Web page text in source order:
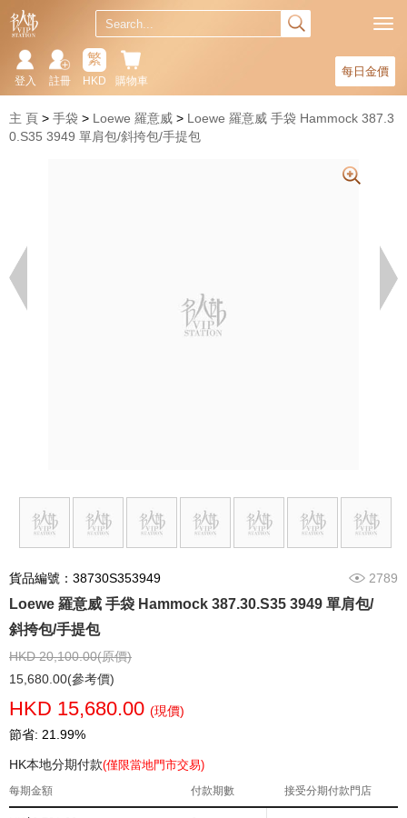
每日金價
購物車
繁
HKD
註冊
登入
主 頁 手袋 Loewe 羅意威
Loewe 羅意威 手袋 Hammock 387.3
0.S35 3949 單肩包/斜挎包/手提包
貨品編號：38730S353949 2789
Loewe 羅意威 手袋 Hammock 387.30.S35 3949 單肩包/
斜挎包/手提包
HKD 20,100.00(原價)
15,680.00(參考價)
HKD 15,680.00 (現價)
節省: 21.99%
HK本地分期付款(僅限當地門市交易)
每期金額 付款期數 接受分期付款門店